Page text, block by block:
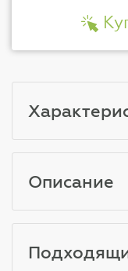
Описание